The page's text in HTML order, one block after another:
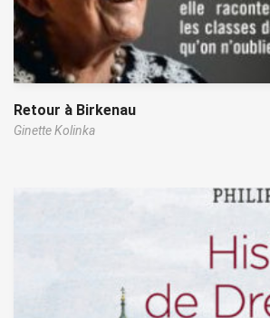
Retour à Birkenau
Ginette Kolinka